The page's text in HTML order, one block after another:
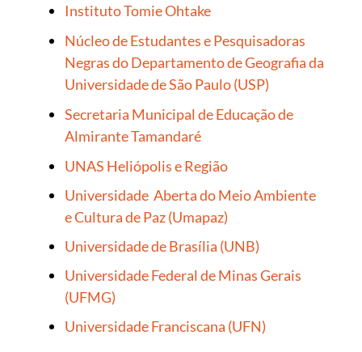
Instituto Tomie Ohtake
Núcleo de Estudantes e Pesquisadoras
Negras do Departamento de Geografia da
Universidade de São Paulo (USP)
Secretaria Municipal de Educação de
Almirante Tamandaré
UNAS Heliópolis e Região
Universidade Aberta do Meio Ambiente
e Cultura de Paz (Umapaz)
Universidade de Brasília (UNB)
Universidade Federal de Minas Gerais
(UFMG)
Universidade Franciscana (UFN)